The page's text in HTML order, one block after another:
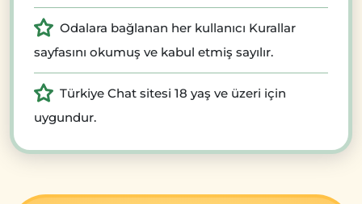
Odalara bağlanan her kullanıcı Kurallar
sayfasını okumuş ve kabul etmiş sayılır.
Türkiye Chat sitesi 18 yaş ve üzeri için
uygundur.